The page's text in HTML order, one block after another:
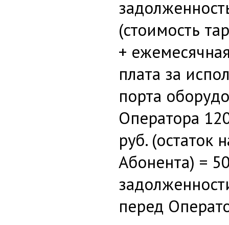
(стоимость
+
плата за
порта
Оператора
руб. (остаток
Абонента) =
перед